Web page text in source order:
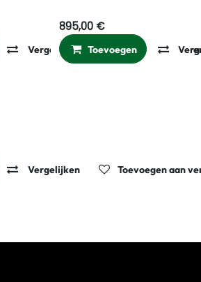
Vergelijken Toevoegen aan
895,00€
Toevoegen
Vergelijken Toevoegen aan